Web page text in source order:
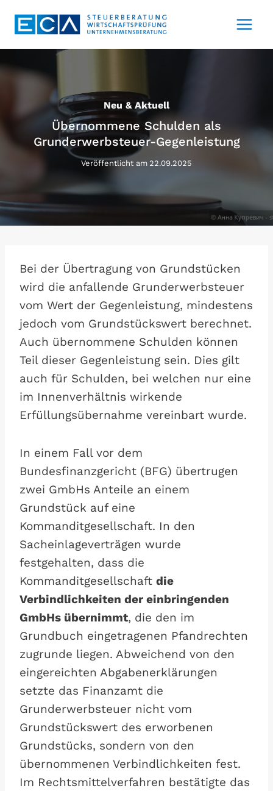
Inhalt
Neu & Aktuell
Übernommene Schulden als
Grunderwerbsteuer-Gegenleistung
Veröffentlicht am 22.09.2025
Bei der Übertragung von Grundstücken
wird die anfallende Grunderwerbsteuer
vom Wert der Gegenleistung, mindestens
jedoch vom Grundstückswert berechnet.
Auch übernommene Schulden können
Teil dieser Gegenleistung sein. Dies gilt
auch für Schulden, bei welchen nur eine
im Innenverhältnis wirkende
Erfüllungsübernahme vereinbart wurde.
In einem Fall vor dem
Bundesfinanzgericht (BFG) übertrugen
zwei GmbHs Anteile an einem
Grundstück auf eine
Kommanditgesellschaft. In den
Sacheinlageverträgen wurde
festgehalten, dass die
Kommanditgesellschaft die
Verbindlichkeiten der einbringenden
GmbHs übernimmt, die den im
Grundbuch eingetragenen Pfandrechten
zugrunde liegen. Abweichend von den
eingereichten Abgabenerklärungen
setzte das Finanzamt die
Grunderwerbsteuer nicht vom
Grundstückswert des erworbenen
Grundstücks, sondern von den
übernommenen Verbindlichkeiten fest.
Im Rechtsmittelverfahren bestätigte das